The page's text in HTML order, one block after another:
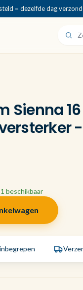
= dezelfde dag
Sienna
beschikbaar